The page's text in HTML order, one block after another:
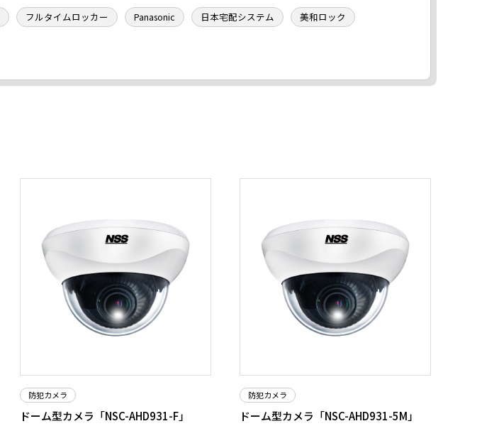
フルタイムロッカー Panasonic 日本宅配システム
美和ロック
防犯カメラ
ドーム型カメラ「NSC-AHD931-F」
防犯カメラ
ドーム型カメラ「NSC-AHD931-5M」